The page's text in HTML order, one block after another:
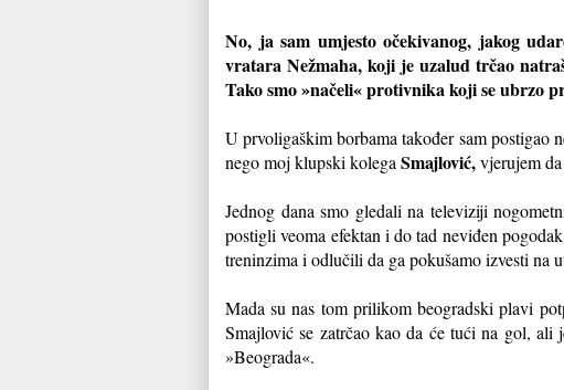
No, ja sam umjesto očekivanog, jakog
vratara Nežmaha, koji je uzalud trčao
Tako smo »načeli« protivnika koji se ubrzo
U prvoligaškim borbama također sam postigao
nego moj klupski kolega Smajlović,vjerujem
Jednog dana smo gledali na televiziji
postigli veoma efektan i do tad neviđen
treninzima i odlučili da ga pokušamo izvesti na
Mada su nas tom prilikom beogradski plavi
Smajlović se zatrčao kao da će tući na gol,
»Beograda«.